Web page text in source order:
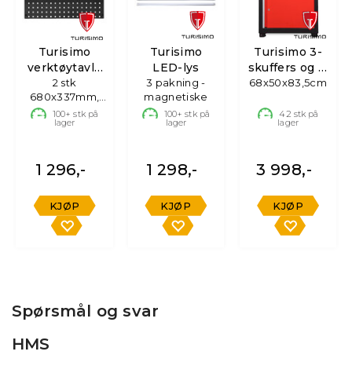
Turisimo
verktøytavle
Sort
2 stk
680x337mm,
Opphengsplate
100+ stk på
lager
1 296,-
KJØP
Turisimo
LED-lys
3 pakning -
magnetiske
100+ stk på
lager
1 298,-
KJØP
Turisimo 3-
skuffers og 1-
dørs
68x50x83,5cm
42 stk på
lager
3 998,-
KJØP
Spørsmål og svar
HMS